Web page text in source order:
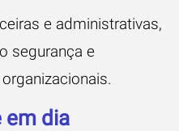
e administrativas,
segurança e
em dia